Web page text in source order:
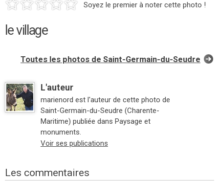
Soyez le premier à noter cette photo !
le village
Toutes les photos de Saint-Germain-du-Seudre
L'auteur
marienord est l'auteur de cette photo de
Saint-Germain-du-Seudre (Charente-
Maritime) publiée dans Paysage et
monuments.
Voir ses publications
Les commentaires